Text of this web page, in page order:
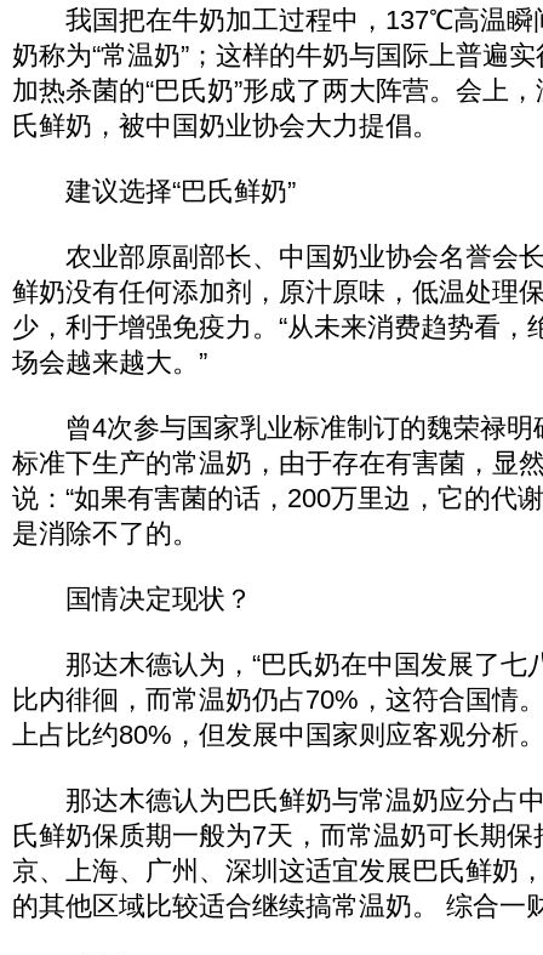
我国把在牛奶加工过程中，137℃高温瞬
奶称为“常温奶”；这样的牛奶与国际上普遍
加热杀菌的“巴氏奶”形成了两大阵营。会上
氏鲜奶，被中国奶业协会大力提倡。
建议选择“巴氏鲜奶”
农业部原副部长、中国奶业协会名誉会
鲜奶没有任何添加剂，原汁原味，低温处理
少，利于增强免疫力。“从未来消费趋势看，
场会越来越大。”
曾4次参与国家乳业标准制订的魏荣禄明
标准下生产的常温奶，由于存在有害菌，显
说：“如果有害菌的话，200万里边，它的代
是消除不了的。
国情决定现状？
那达木德认为，“巴氏奶在中国发展了七
比内徘徊，而常温奶仍占70%，这符合国情
上占比约80%，但发展中国家则应客观分析
那达木德认为巴氏鲜奶与常温奶应分占
氏鲜奶保质期一般为7天，而常温奶可长期
京、上海、广州、深圳这适宜发展巴氏鲜奶
的其他区域比较适合继续搞常温奶。 综合一